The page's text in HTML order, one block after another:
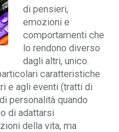
di pensieri,
emozioni e
comportamenti che
lo rendono diverso
dagli altri, unico.
caratteristiche
e agli eventi (tratti di
personalità quando
di adattarsi
della vita, ma